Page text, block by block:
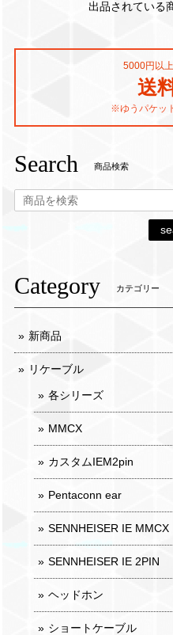
出品されている
5000円以
送
※ゆうパケッ
Search 商品検索
Category カテゴリー
新商品
リケーブル
各シリーズ
MMCX
カスタムIEM2pin
Pentaconn ear
SENNHEISER IE MMCX
SENNHEISER IE 2PIN
ヘッドホン
ショートケーブル